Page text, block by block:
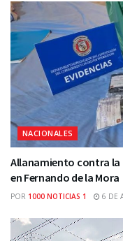
NACIONALES
Allanamiento contra
en Fernando de la Mora
POR 1000 NOTICIAS 1 6 DE